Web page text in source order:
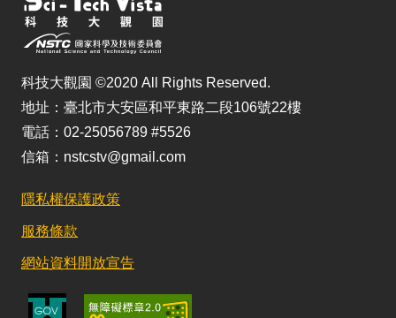
科技大觀園 ©2020 All Rights Reserved.
地址：臺北市大安區和平東路二段106號22樓
電話：02-25056789 #5526
信箱：nstcstv@gmail.com
隱私權保護政策
服務條款
網站資料開放宣告